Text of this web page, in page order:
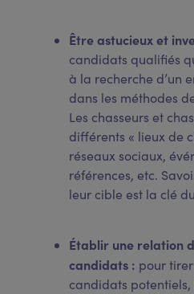
Être astucieux et
candidats qualifiés
à la recherche d’un
dans les méthodes
Les chasseurs et
différents « lieux de
réseaux sociaux,
références, etc.
leur cible est la clé
Établir une relation
candidats : pour
candidats